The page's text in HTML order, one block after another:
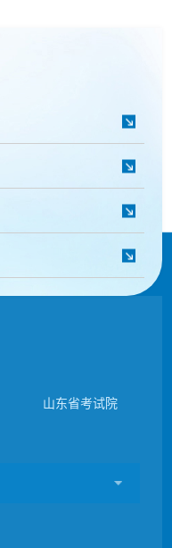
山东省考试院